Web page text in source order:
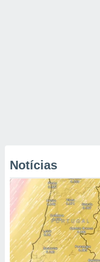
Notícias